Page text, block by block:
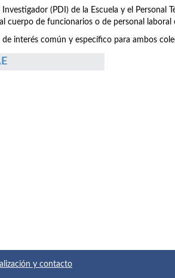
(PDI) de la Escuela y el Personal
cuerpo de funcionarios o de personal
interés común y específico para ambos
y contacto